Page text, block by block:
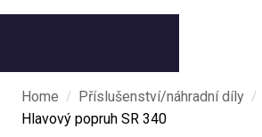
Home / Příslušenství/náhradní díly /
Hlavový popruh SR 340